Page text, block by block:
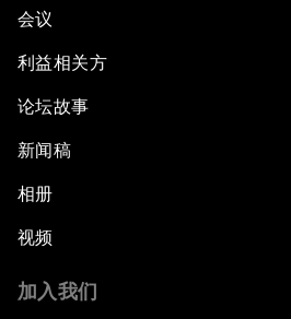
会议
利益相关方
论坛故事
新闻稿
相册
视频
加入我们